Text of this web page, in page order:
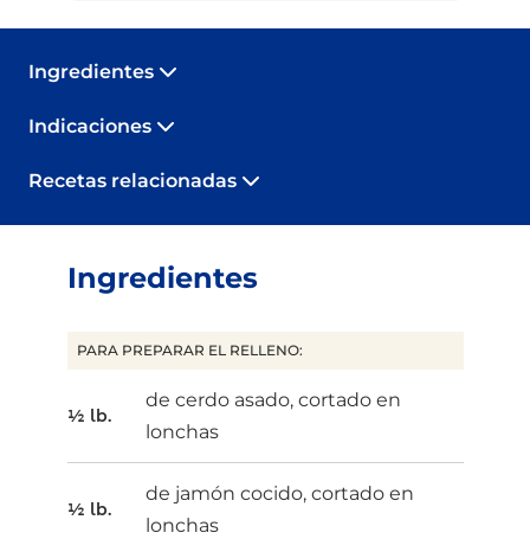
Ingredientes
Indicaciones
Recetas relacionadas
Ingredientes
PARA PREPARAR EL RELLENO:
½ lb.
de cerdo asado, cortado en
lonchas
½ lb.
de jamón cocido, cortado en
lonchas